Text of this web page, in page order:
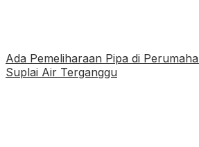
Ada Pemeliharaan Pipa di
Suplai Air Terganggu